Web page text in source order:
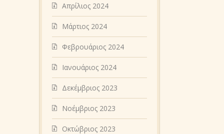
Απρίλιος 2024
Μάρτιος 2024
Φεβρουάριος 2024
Ιανουάριος 2024
Δεκέμβριος 2023
Νοέμβριος 2023
Οκτώβριος 2023